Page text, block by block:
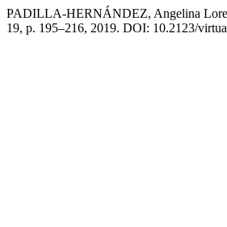
PADILLA-HERNÁNDEZ, Angelina
19, p. 195–216, 2019. DOI: 10.2123/